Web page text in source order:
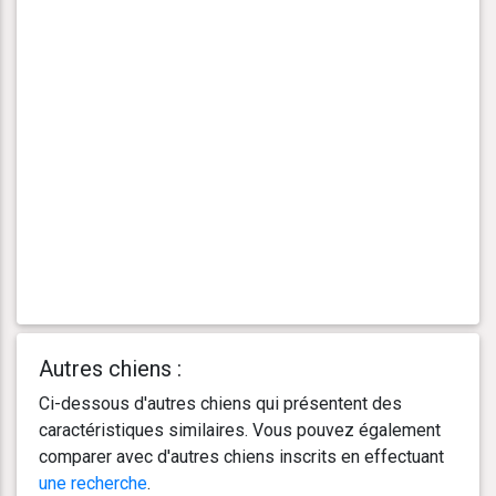
Autres chiens :
Ci-dessous d'autres chiens qui présentent des
caractéristiques similaires. Vous pouvez également
comparer avec d'autres chiens inscrits en effectuant
une recherche.